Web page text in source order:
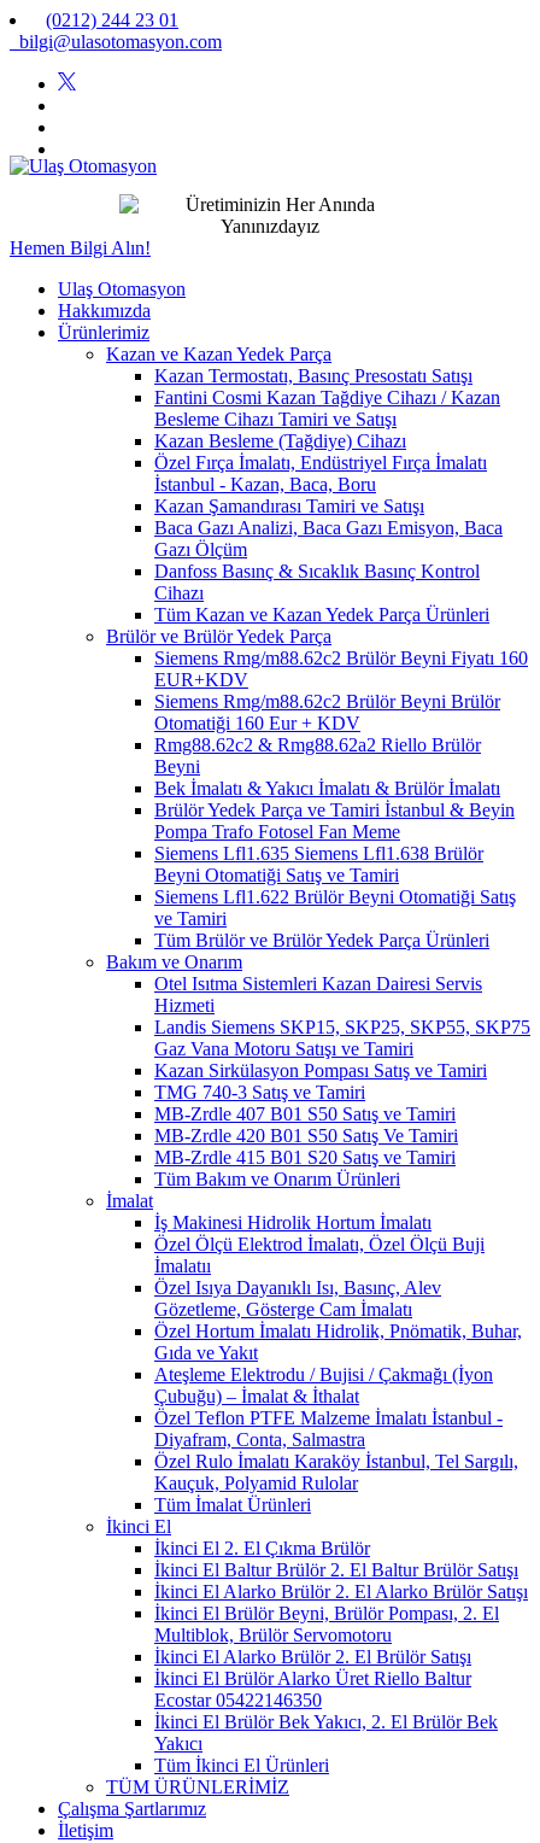
(0212) 244 23 01
bilgi@ulasotomasyon.com
Hemen Bilgi Alın!
Ulaş Otomasyon
Hakkımızda
Ürünlerimiz
Kazan ve Kazan Yedek Parça
Kazan Termostatı, Basınç Presostatı Satışı
Fantini Cosmi Kazan Tağdiye Cihazı / Kazan
Besleme Cihazı Tamiri ve Satışı
Kazan Besleme (Tağdiye) Cihazı
Özel Fırça İmalatı, Endüstriyel Fırça İmalatı
İstanbul - Kazan, Baca, Boru
Kazan Şamandırası Tamiri ve Satışı
Baca Gazı Analizi, Baca Gazı Emisyon, Baca
Gazı Ölçüm
Danfoss Basınç & Sıcaklık Basınç Kontrol
Cihazı
Tüm Kazan ve Kazan Yedek Parça Ürünleri
Brülör ve Brülör Yedek Parça
Siemens Rmg/m88.62c2 Brülör Beyni Fiyatı 160
EUR+KDV
Siemens Rmg/m88.62c2 Brülör Beyni Brülör
Otomatiği 160 Eur + KDV
Rmg88.62c2 & Rmg88.62a2 Riello Brülör
Beyni
Bek İmalatı & Yakıcı İmalatı & Brülör İmalatı
Brülör Yedek Parça ve Tamiri İstanbul & Beyin
Pompa Trafo Fotosel Fan Meme
Siemens Lfl1.635 Siemens Lfl1.638 Brülör
Beyni Otomatiği Satış ve Tamiri
Siemens Lfl1.622 Brülör Beyni Otomatiği Satış
ve Tamiri
Tüm Brülör ve Brülör Yedek Parça Ürünleri
Bakım ve Onarım
Otel Isıtma Sistemleri Kazan Dairesi Servis
Hizmeti
Landis Siemens SKP15, SKP25, SKP55, SKP75
Gaz Vana Motoru Satışı ve Tamiri
Kazan Sirkülasyon Pompası Satış ve Tamiri
TMG 740-3 Satış ve Tamiri
MB-Zrdle 407 B01 S50 Satış ve Tamiri
MB-Zrdle 420 B01 S50 Satış Ve Tamiri
MB-Zrdle 415 B01 S20 Satış ve Tamiri
Tüm Bakım ve Onarım Ürünleri
İmalat
İş Makinesi Hidrolik Hortum İmalatı
Özel Ölçü Elektrod İmalatı, Özel Ölçü Buji
İmalatıı
Özel Isıya Dayanıklı Isı, Basınç, Alev
Gözetleme, Gösterge Cam İmalatı
Özel Hortum İmalatı Hidrolik, Pnömatik, Buhar,
Gıda ve Yakıt
Ateşleme Elektrodu / Bujisi / Çakmağı (İyon
Çubuğu) – İmalat & İthalat
Özel Teflon PTFE Malzeme İmalatı İstanbul -
Diyafram, Conta, Salmastra
Özel Rulo İmalatı Karaköy İstanbul, Tel Sargılı,
Kauçuk, Polyamid Rulolar
Tüm İmalat Ürünleri
İkinci El
İkinci El 2. El Çıkma Brülör
İkinci El Baltur Brülör 2. El Baltur Brülör Satışı
İkinci El Alarko Brülör 2. El Alarko Brülör Satışı
İkinci El Brülör Beyni, Brülör Pompası, 2. El
Multiblok, Brülör Servomotoru
İkinci El Alarko Brülör 2. El Brülör Satışı
İkinci El Brülör Alarko Üret Riello Baltur
Ecostar 05422146350
İkinci El Brülör Bek Yakıcı, 2. El Brülör Bek
Yakıcı
Tüm İkinci El Ürünleri
TÜM ÜRÜNLERİMİZ
Çalışma Şartlarımız
İletişim